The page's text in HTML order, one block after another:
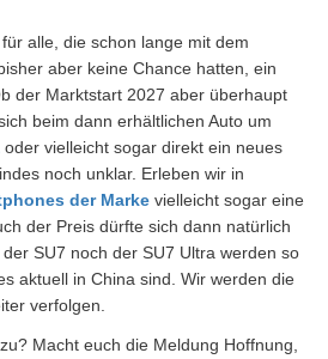
alle, die schon lange mit dem
aber keine Chance hatten, ein
der Marktstart 2027 aber überhaupt
beim dann erhältlichen Auto um
oder vielleicht sogar direkt ein neues
noch unklar. Erleben wir in
der Marke vielleicht sogar eine
der Preis dürfte sich dann natürlich
SU7 noch der SU7 Ultra werden so
aktuell in China sind. Wir werden die
verfolgen.
Macht euch die Meldung Hoffnung,